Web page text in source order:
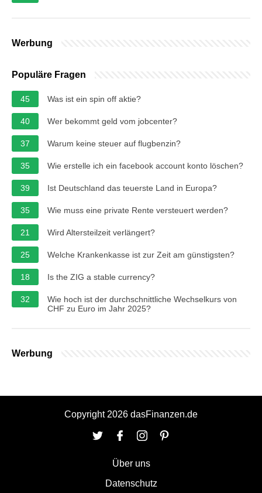
Werbung
Populäre Fragen
45 Was ist ein spin off aktie?
40 Wer bekommt geld vom jobcenter?
37 Warum keine steuer auf flugbenzin?
35 Wie erstelle ich ein facebook account konto löschen?
39 Ist Deutschland das teuerste Land in Europa?
35 Wie muss eine private Rente versteuert werden?
21 Wird Altersteilzeit verlängert?
25 Welche Krankenkasse ist zur Zeit am günstigsten?
18 Is the ZIG a stable currency?
32
Wie hoch ist der durchschnittliche Wechselkurs von
CHF zu Euro im Jahr 2025?
Werbung
Copyright 2026 dasFinanzen.de
Über uns
Datenschutz